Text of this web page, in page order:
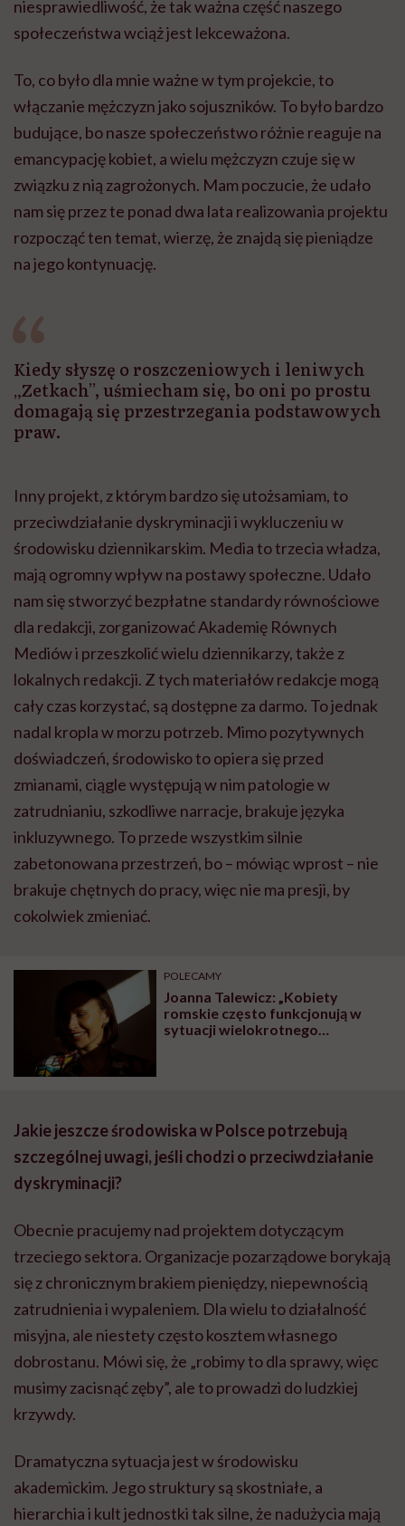
niesprawiedliwość, że tak ważna część naszego
społeczeństwa wciąż jest lekceważona.
To, co było dla mnie ważne w tym projekcie, to
włączanie mężczyzn jako sojuszników. To było bardzo
budujące, bo nasze społeczeństwo różnie reaguje na
emancypację kobiet, a wielu mężczyzn czuje się w
związku z nią zagrożonych. Mam poczucie, że udało
nam się przez te ponad dwa lata realizowania projektu
rozpocząć ten temat, wierzę, że znajdą się pieniądze
na jego kontynuację.
Kiedy słyszę o roszczeniowych i leniwych
„Zetkach”, uśmiecham się, bo oni po prostu
domagają się przestrzegania podstawowych
praw.
Inny projekt, z którym bardzo się utożsamiam, to
przeciwdziałanie dyskryminacji i wykluczeniu w
środowisku dziennikarskim. Media to trzecia władza,
mają ogromny wpływ na postawy społeczne. Udało
nam się stworzyć bezpłatne standardy równościowe
dla redakcji, zorganizować Akademię Równych
Mediów i przeszkolić wielu dziennikarzy, także z
lokalnych redakcji. Z tych materiałów redakcje mogą
cały czas korzystać, są dostępne za darmo. To jednak
nadal kropla w morzu potrzeb. Mimo pozytywnych
doświadczeń, środowisko to opiera się przed
zmianami, ciągle występują w nim patologie w
zatrudnianiu, szkodliwe narracje, brakuje języka
inkluzywnego. To przede wszystkim silnie
zabetonowana przestrzeń, bo – mówiąc wprost – nie
brakuje chętnych do pracy, więc nie ma presji, by
cokolwiek zmieniać.
POLECAMY
Joanna Talewicz: „Kobiety
romskie często funkcjonują w
sytuacji wielokrotnego
Jakie jeszcze środowiska w Polsce potrzebują
szczególnej uwagi, jeśli chodzi o przeciwdziałanie
dyskryminacji?
Obecnie pracujemy nad projektem dotyczącym
trzeciego sektora. Organizacje pozarządowe borykają
się z chronicznym brakiem pieniędzy, niepewnością
zatrudnienia i wypaleniem. Dla wielu to działalność
misyjna, ale niestety często kosztem własnego
dobrostanu. Mówi się, że „robimy to dla sprawy, więc
musimy zacisnąć zęby”, ale to prowadzi do ludzkiej
krzywdy.
Dramatyczna sytuacja jest w środowisku
akademickim. Jego struktury są skostniałe, a
hierarchia i kult jednostki tak silne, że nadużycia mają